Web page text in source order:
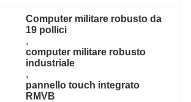
Computer militare robusto da
19 pollici
,
computer militare robusto
industriale
,
pannello touch integrato
RMVB